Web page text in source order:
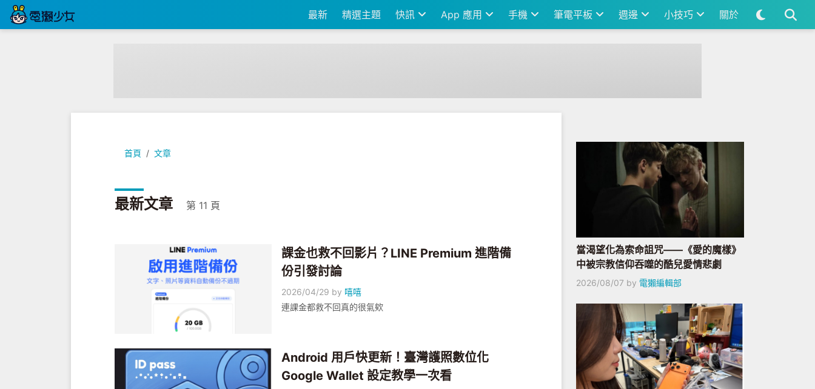
最新 精選主題 快訊 App 應用 手機 筆電平板 週邊 小技巧 關於
首頁 文章
最新文章 第 11 頁
課金也救不回影片？LINE Premium 進階備
份引發討論
2026/04/29 by 嘻嘻
連課金都救不回真的很氣欸
Android 用戶快更新！臺灣護照數位化
Google Wallet 設定教學一次看
當渴望化為索命詛咒——《愛的魔樣》
中被宗教信仰吞噬的酷兒愛情悲劇
2026/08/07 by 電獺編輯部